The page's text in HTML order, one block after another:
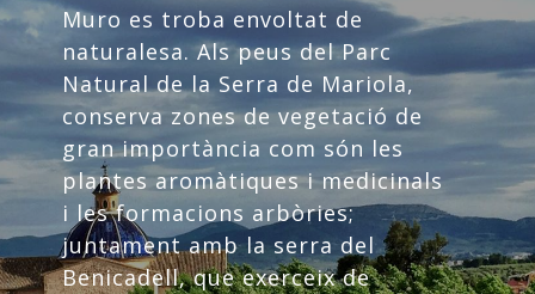
Muro es troba envoltat de
naturalesa. Als peus del Parc
Natural de la Serra de Mariola,
conserva zones de vegetació de
gran importància com són les
plantes aromàtiques i medicinals
i les formacions arbòries;
juntament amb la serra del
Benicadell, que exerceix de